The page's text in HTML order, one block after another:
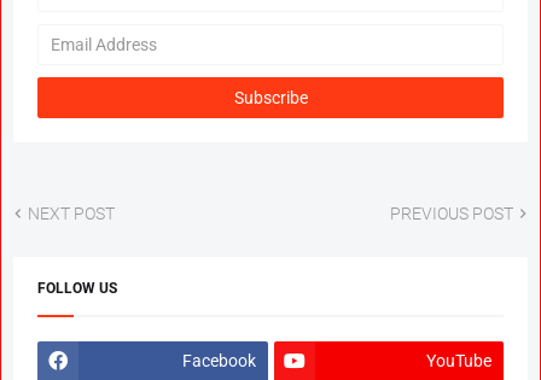
NEXT POST PREVIOUS POST
FOLLOW US
Facebook YouTube